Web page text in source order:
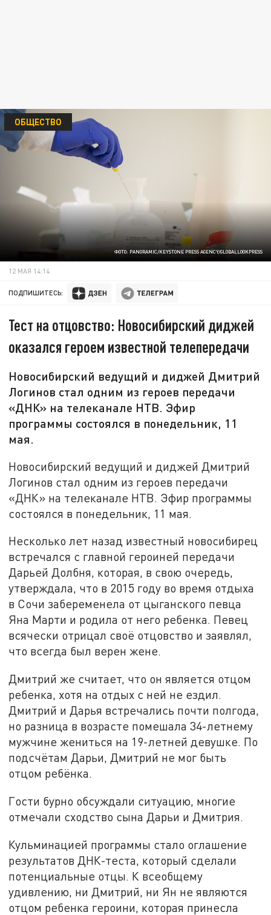
ФОТО: PANORAMIC/KEYSTONE PRESS AGENCY/GLOBALLOOKPRESS
ОБЩЕСТВО
12 МАЯ 14:14
ПОДПИШИТЕСЬ:
Тест на отцовство: Новосибирский диджей
оказался героем известной телепередачи
Новосибирский ведущий и диджей Дмитрий
Логинов стал одним из героев передачи
«ДНК» на телеканале НТВ. Эфир
программы состоялся в понедельник, 11
мая.
Новосибирский ведущий и диджей Дмитрий
Логинов стал одним из героев передачи
«ДНК» на телеканале НТВ. Эфир программы
состоялся в понедельник, 11 мая.
Несколько лет назад известный новосибирец
встречался с главной героиней передачи
Дарьей Долбня, которая, в свою очередь,
утверждала, что в 2015 году во время отдыха
в Сочи забеременела от цыганского певца
Яна Марти и родила от него ребенка. Певец
всячески отрицал своё отцовство и заявлял,
что всегда был верен жене.
Дмитрий же считает, что он является отцом
ребенка, хотя на отдых с ней не ездил.
Дмитрий и Дарья встречались почти полгода,
но разница в возрасте помешала 34-летнему
мужчине жениться на 19-летней девушке. По
подсчётам Дарьи, Дмитрий не мог быть
отцом ребёнка.
Гости бурно обсуждали ситуацию, многие
отмечали сходство сына Дарьи и Дмитрия.
Кульминацией программы стало оглашение
результатов ДНК-теста, который сделали
потенциальные отцы. К всеобщему
удивлению, ни Дмитрий, ни Ян не являются
отцом ребенка героини, которая принесла